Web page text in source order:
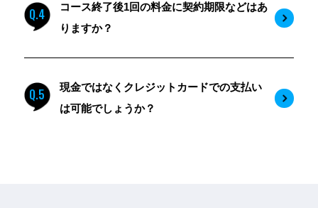
Q.4
コース終了後1回の料金に契約期限などはあ
りますか？
Q.5
現金ではなくクレジットカードでの支払い
は可能でしょうか？